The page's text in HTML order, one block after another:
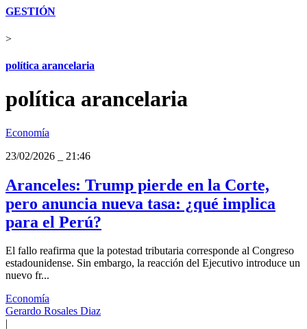
GESTIÓN
>
política arancelaria
política arancelaria
Economía
23/02/2026
21:46
Aranceles: Trump pierde en la Corte,
pero anuncia nueva tasa: ¿qué implica
para el Perú?
El fallo reafirma que la potestad tributaria corresponde al Congreso
estadounidense. Sin embargo, la reacción del Ejecutivo introduce un
nuevo fr...
Economía
Gerardo Rosales Diaz